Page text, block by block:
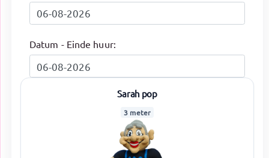
Datum - Einde huur:
Sarah pop
3 meter